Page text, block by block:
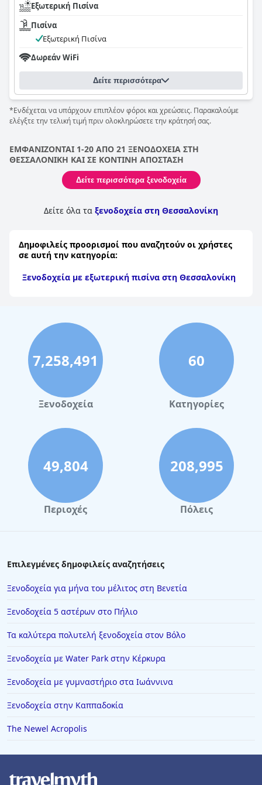
Εξωτερική Πισίνα
Πισίνα
Εξωτερική Πισίνα
Δωρεάν WiFi
Δείτε περισσότερα
*Ενδέχεται να υπάρχουν επιπλέον φόροι και χρεώσεις. Παρακαλούμε
ελέγξτε την τελική τιμή πριν ολοκληρώσετε την κράτησή σας.
ΕΜΦΑΝΙΖΟΝΤΑΙ 1-20 ΑΠΟ 21 ΞΕΝΟΔΟΧΕΙΑ ΣΤΗ
ΘΕΣΣΑΛΟΝΙΚΗ ΚΑΙ ΣΕ ΚΟΝΤΙΝΗ ΑΠΟΣΤΑΣΗ
Δείτε περισσότερα ξενοδοχεία
Δείτε όλα τα ξενοδοχεία στη Θεσσαλονίκη
Δημοφιλείς προορισμοί που αναζητούν οι χρήστες
σε αυτή την κατηγορία:
Ξενοδοχεία με εξωτερική πισίνα στη Θεσσαλονίκη
7,258,491
Ξενοδοχεία
60
Κατηγορίες
49,804
Περιοχές
208,995
Πόλεις
Επιλεγμένες δημοφιλείς αναζητήσεις
Ξενοδοχεία για μήνα του μέλιτος στη Βενετία
Ξενοδοχεία 5 αστέρων στο Πήλιο
Τα καλύτερα πολυτελή ξενοδοχεία στον Βόλο
Ξενοδοχεία με Water Park στην Κέρκυρα
Ξενοδοχεία με γυμναστήριο στα Ιωάννινα
Ξενοδοχεία στην Καππαδοκία
The Newel Acropolis